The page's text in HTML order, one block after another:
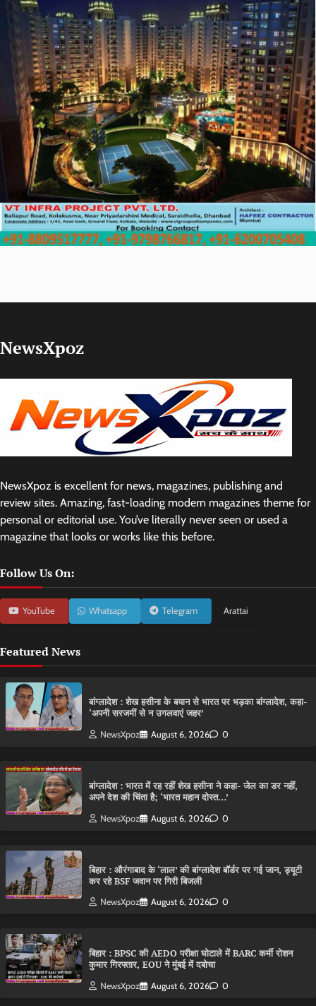
NewsXpoz
NewsXpoz is excellent for news, magazines, publishing and
review sites. Amazing, fast-loading modern magazines theme for
personal or editorial use. You’ve literally never seen or used a
magazine that looks or works like this before.
Follow Us On:
YouTube Whatsapp Telegram Arattai
Featured News
बांग्लादेश : शेख हसीना के बयान से भारत पर भड़का बांग्लादेश, कहा-
‘अपनी सरजमीं से न उगलवाएं जहर’
NewsXpoz August 6, 2026 0
बांग्लादेश : भारत में रह रहीं शेख हसीना ने कहा- जेल का डर नहीं,
अपने देश की चिंता है; ‘भारत महान दोस्त…’
NewsXpoz August 6, 2026 0
बिहार : औरंगाबाद के ‘लाल’ की बांग्लादेश बॉर्डर पर गई जान, ड्यूटी
कर रहे BSF जवान पर गिरी बिजली
NewsXpoz August 6, 2026 0
बिहार : BPSC की AEDO परीक्षा घोटाले में BARC कर्मी रोशन
कुमार गिरफ्तार, EOU ने मुंबई में दबोचा
NewsXpoz August 6, 2026 0